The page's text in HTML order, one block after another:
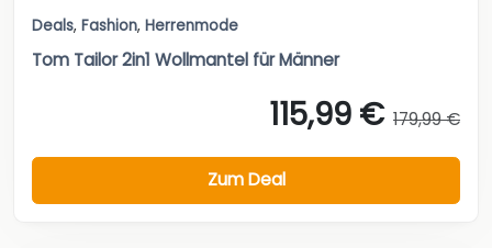
Deals, Fashion, Herrenmode
Tom Tailor 2in1 Wollmantel für Männer
115,99 € 179,99 €
Zum Deal